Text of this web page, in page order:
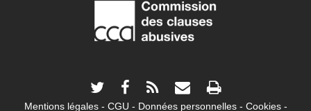
Mentions légales CGU Données personnelles Cookies